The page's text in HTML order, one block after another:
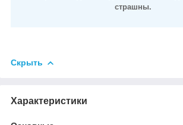
страшны.
Скрыть
Характеристики